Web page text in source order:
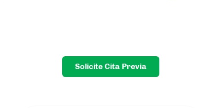
Solicite Cita Previa